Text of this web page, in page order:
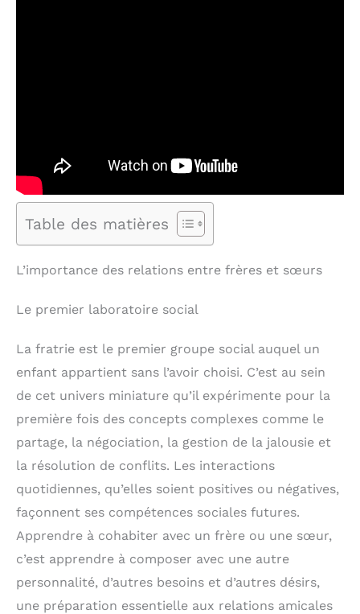
Table des matières
L’importance des relations entre frères et sœurs
Le premier laboratoire social
La fratrie est le premier groupe social auquel un
enfant appartient sans l’avoir choisi. C’est au sein
de cet univers miniature qu’il expérimente pour la
première fois des concepts complexes comme le
partage, la négociation, la gestion de la jalousie et
la résolution de conflits. Les interactions
quotidiennes, qu’elles soient positives ou négatives,
façonnent ses compétences sociales futures.
Apprendre à cohabiter avec un frère ou une sœur,
c’est apprendre à composer avec une autre
personnalité, d’autres besoins et d’autres désirs,
une préparation essentielle aux relations amicales